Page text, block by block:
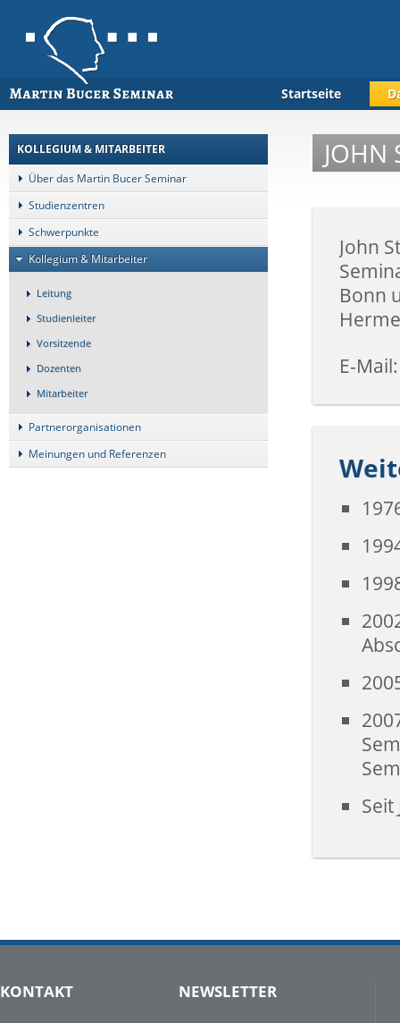
Startseite
KOLLEGIUM & MITARBEITER
Über das Martin Bucer Seminar
Studienzentren
Schwerpunkte
Kollegium & Mitarbeiter
Leitung
Studienleiter
Vorsitzende
Dozenten
Mitarbeiter
Partnerorganisationen
Meinungen und Referenzen
JOHN
John
Bonn
E-
KONTAKT NEWSLETTER